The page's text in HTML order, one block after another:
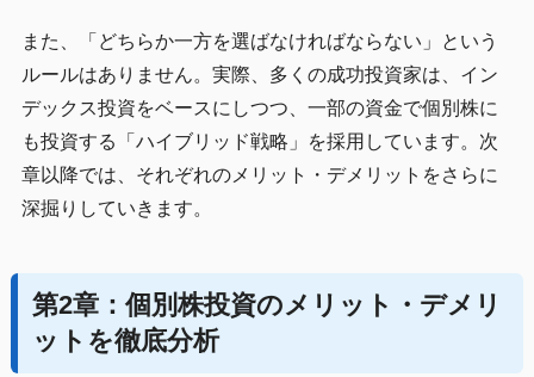
また、「どちらか一方を選ばなければならない」という
ルールはありません。実際、多くの成功投資家は、イン
デックス投資をベースにしつつ、一部の資金で個別株に
も投資する「ハイブリッド戦略」を採用しています。次
章以降では、それぞれのメリット・デメリットをさらに
深掘りしていきます。
第2章：個別株投資のメリット・デメリ
ットを徹底分析